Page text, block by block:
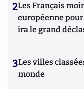
2Les Français
européenne
ira le grand
3Les villes
monde